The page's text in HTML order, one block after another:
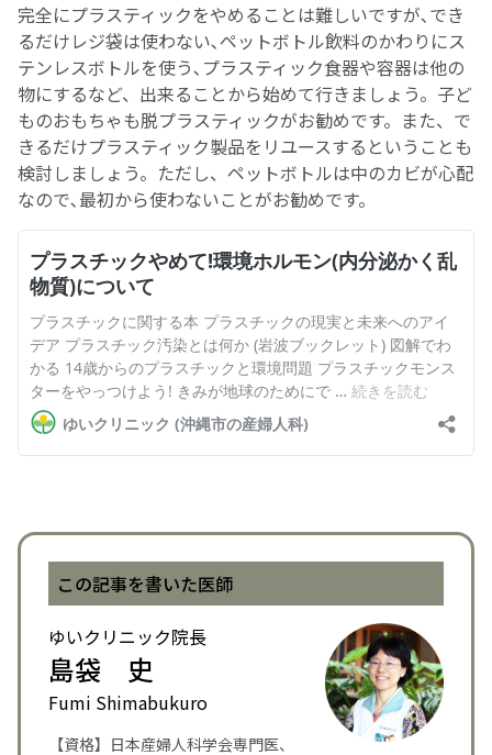
完全にプラスティックをやめることは難しいですが､でき
るだけレジ袋は使わない､ペットボトル飲料のかわりにス
テンレスボトルを使う､プラスティック食器や容器は他の
物にするなど、出来ることから始めて行きましょう。子ど
ものおもちゃも脱プラスティックがお勧めです。また、で
きるだけプラスティック製品をリユースするということも
検討しましょう。ただし、ペットボトルは中のカビが心配
なので､最初から使わないことがお勧めです。
この記事を書いた医師
ゆいクリニック院長
島袋 史
Fumi Shimabukuro
【資格】日本産婦人科学会専門医、